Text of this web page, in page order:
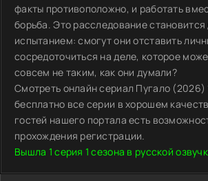
факты противоположно, и работать
борьба. Это расследование становится
испытанием: смогут они отставить
сосредоточиться на деле, которое
совсем не таким, как они думали?
Смотреть онлайн сериал Пугало (2026)
бесплатно все серии в хорошем
гостей нашего портала есть
прохождения регистрации.
Вышла 1 серия 1 сезона в русской